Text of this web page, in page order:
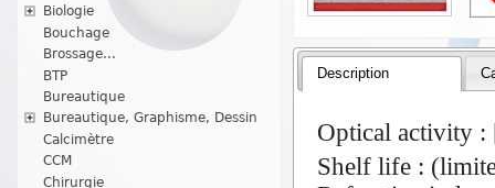
Biologie
Bouchage
Brossage...
BTP
Bureautique
Bureautique, Graphisme, Dessin
Calcimètre
CCM
Chirurgie
Description
Optical activity
Shelf life :